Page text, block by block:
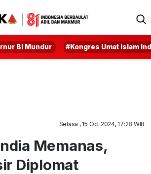
BI Mundur #Kongres Umat Islam
Selasa , 15 Oct 2024, 17:28 WIB
Memanas,
Diplomat